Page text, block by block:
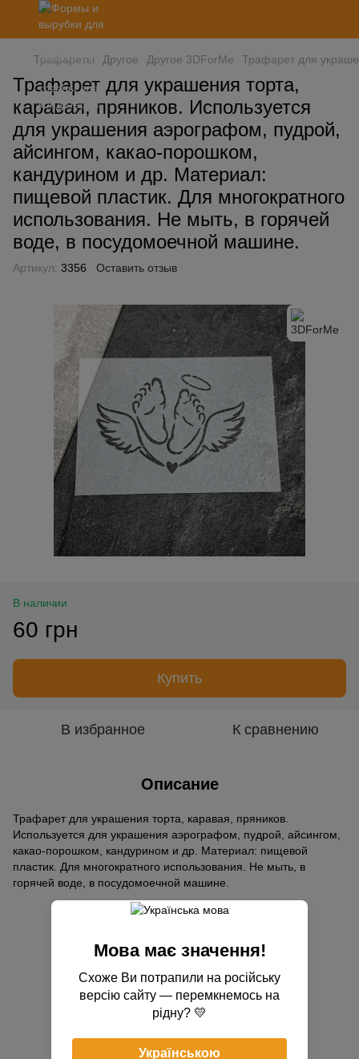
Трафареты Другое Другое 3DForMe Трафарет для
Трафарет для украшения торта,
каравая, пряников. Используется
для украшения аэрографом, пудрой,
айсингом, какао-порошком,
кандурином и др. Материал:
пищевой пластик. Для многократного
использования. Не мыть, в горячей
воде, в посудомоечной машине.
Артикул: 3356 Оставить отзыв
В наличии
60 грн
Купить
В избранное К сравнению
Описание
Трафарет для украшения торта, каравая, пряников.
Используется для украшения аэрографом, пудрой, айсингом,
какао-порошком, кандурином и др. Материал: пищевой
пластик. Для многократного использования. Не мыть, в
горячей воде, в посудомоечной машине.
Добавьте первый отзыв
Мова має значення!
Схоже Ви потрапили на російську
версію сайту — перемкнемось на
рідну? 💛
Українською